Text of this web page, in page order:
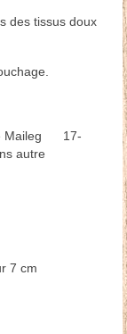
des tissus doux
Maileg 17-
autre
7 cm